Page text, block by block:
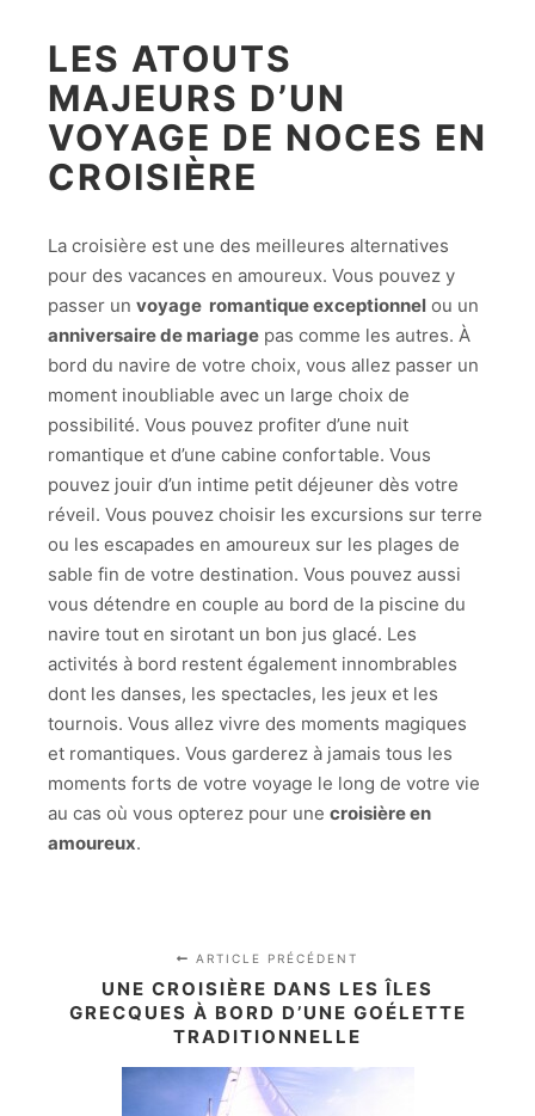
LES ATOUTS
MAJEURS D’UN
VOYAGE DE NOCES EN
CROISIÈRE
La croisière est une des meilleures alternatives
pour des vacances en amoureux. Vous pouvez y
passer un voyage romantique exceptionnel ou un
anniversaire de mariage pas comme les autres. À
bord du navire de votre choix, vous allez passer un
moment inoubliable avec un large choix de
possibilité. Vous pouvez profiter d’une nuit
romantique et d’une cabine confortable. Vous
pouvez jouir d’un intime petit déjeuner dès votre
réveil. Vous pouvez choisir les excursions sur terre
ou les escapades en amoureux sur les plages de
sable fin de votre destination. Vous pouvez aussi
vous détendre en couple au bord de la piscine du
navire tout en sirotant un bon jus glacé. Les
activités à bord restent également innombrables
dont les danses, les spectacles, les jeux et les
tournois. Vous allez vivre des moments magiques
et romantiques. Vous garderez à jamais tous les
moments forts de votre voyage le long de votre vie
au cas où vous opterez pour une croisière en
amoureux.
ARTICLE PRÉCÉDENT
UNE CROISIÈRE DANS LES ÎLES
GRECQUES À BORD D’UNE GOÉLETTE
TRADITIONNELLE